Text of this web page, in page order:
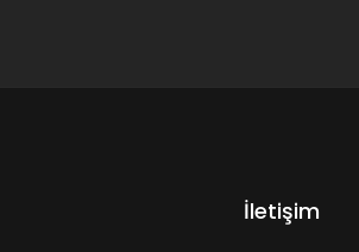
İletişim